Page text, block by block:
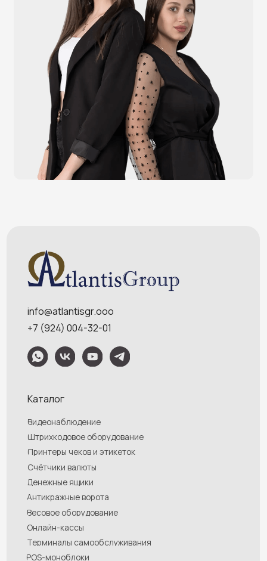
О компании
Оплата и доставка
Контакты
Весовое оборудование
Терминалы самообслуживания
Денежные ящики
Онлайн-кассы
Антикражные ворота
будет подтвержден нашим менеджером посредством телефонного звонка на
номер, указанный Вами при заказе.
POS-компьютеры
POS-моноблоки
POS-мониторы